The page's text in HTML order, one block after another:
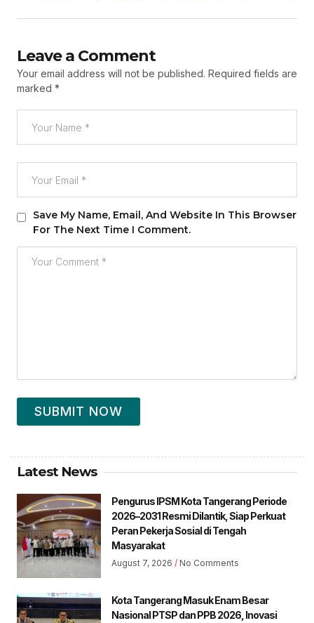
Leave a Comment
Your email address will not be published. Required fields are
marked *
Save My Name, Email, And Website In This Browser
For The Next Time I Comment.
SUBMIT NOW
Latest News
Pengurus IPSM Kota Tangerang Periode
2026–2031 Resmi Dilantik, Siap Perkuat
Peran Pekerja Sosial di Tengah
Masyarakat
August 7, 2026 No Comments
Kota Tangerang Masuk Enam Besar
Nasional PTSP dan PPB 2026, Inovasi